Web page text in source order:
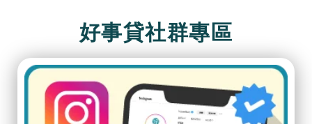
好事貸社群專區